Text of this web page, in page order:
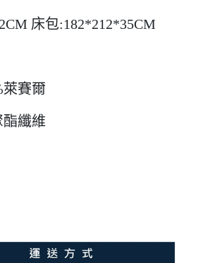
床包:182*212*35CM
萊賽爾
酯纖維